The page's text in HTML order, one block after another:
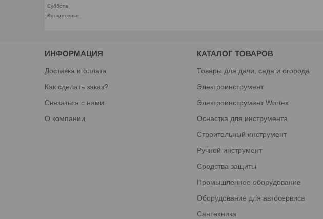
Суббота
Воскресенье
ИНФОРМАЦИЯ
Доставка и оплата
Как сделать заказ?
Связаться с нами
О компании
КАТАЛОГ ТОВАРОВ
Товары для дачи, сада и огорода
Электроинструмент
Электроинструмент Wortex
Оснастка для инструмента
Строительный инструмент
Ручной инструмент
Средства защиты
Промышленное оборудование
Оборудование для автосервиса
Сантехника